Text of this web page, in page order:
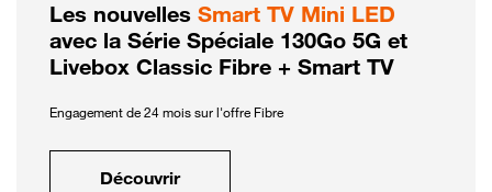
Les nouvelles Smart TV Mini LED
avec la Série Spéciale 130Go 5G et
Livebox Classic Fibre + Smart TV
Engagement de 24 mois sur l'offre Fibre
Découvrir